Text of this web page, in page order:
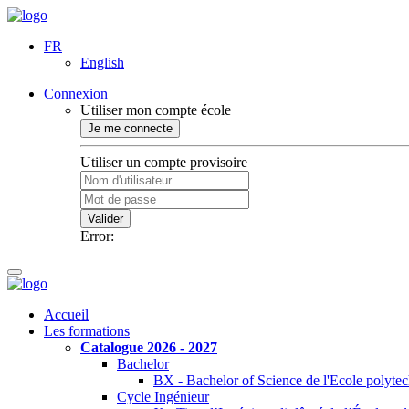
FR
English
Connexion
Utiliser mon compte école
Je me connecte
Utiliser un compte provisoire
Valider
Error:
Accueil
Les formations
Catalogue 2026 - 2027
Bachelor
BX - Bachelor of Science de l'Ecole
Cycle Ingénieur